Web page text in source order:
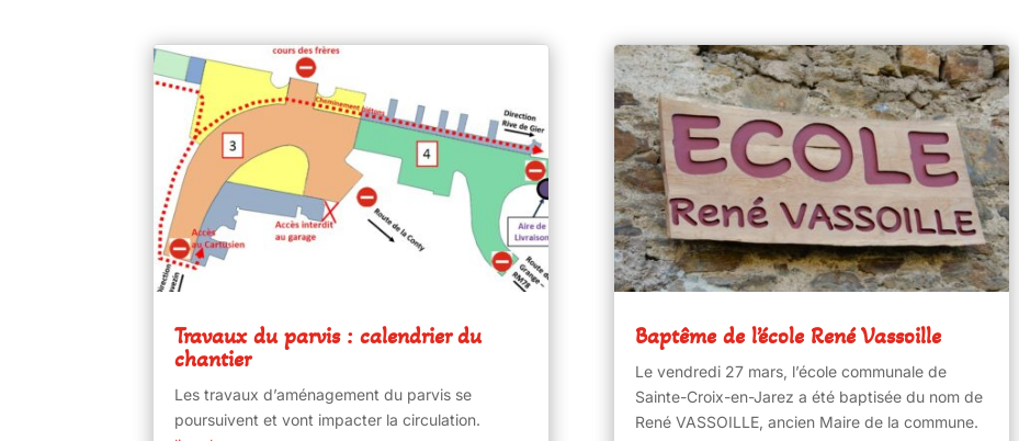
Travaux du parvis : calendrier du
chantier
Les travaux d’aménagement du parvis se
poursuivent et vont impacter la circulation.
Baptême de l’école René Vassoille
Le vendredi 27 mars, l’école communale de
Sainte-Croix-en-Jarez a été baptisée du nom de
René VASSOILLE, ancien Maire de la commune.